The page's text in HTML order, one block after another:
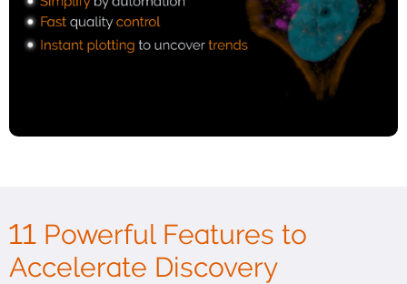
11 Powerful Features to
Accelerate Discovery